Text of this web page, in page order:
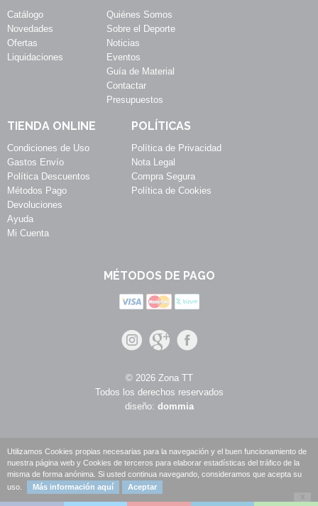
Catálogo
Novedades
Ofertas
Liquidaciones
Quiénes Somos
Sobre el Deporte
Noticias
Eventos
Guía de Material
Contactar
Presupuestos
TIENDA ONLINE
Condiciones de Uso
Gastos Envío
Política Descuentos
Métodos Pago
Devoluciones
Ayuda
Mi Cuenta
POLÍTICAS
Política de Privacidad
Nota Legal
Compra Segura
Política de Cookies
MÉTODOS DE PAGO
© 2026 Zona TT
Todos los derechos reservados
diseño: dommia
Utilizamos Cookies propias necesarias para la navegación y el buen funcionamiento de
nuestra página web y Cookies de terceros para elaborar estadísticas del tráfico de la
misma de forma anónima. Si usted continua navegando, consideramos que acepta su
uso.
Más información aquí Aceptar